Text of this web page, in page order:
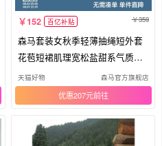
152 百亿补贴 359
森马套装女秋季轻薄抽绳短外套
花苞短裙肌理宽松盐甜系气质两
件套
天猫好物 森马官方旗舰店
优惠207元